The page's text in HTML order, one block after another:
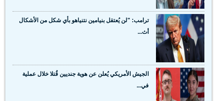
ترامب: "لن يُعتقل بنيامين نتنياهو بأي شكل من الأشكال
أث...
الجيش الأمريكي يُعلن عن هوية جنديين قُتلا خلال عملية
في...